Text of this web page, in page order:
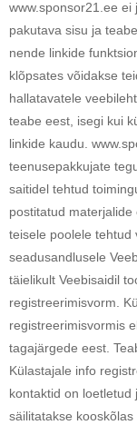
www.sponsor21.ee
pakutava sisu ja
nende linkide
klõpsates võidakse
hallatavatele
teabe eest, isegi kui
linkide kaudu.
teenusepakkujate
saitidel tehtud
postitatud
teisele poolele tehtud
seadusandlusele
täielikult Veebisaidil
registreerimisvorm.
registreerimisvormis
tagajärgede eest.
Külastajale info
kontaktid on loetletud
säilitatakse